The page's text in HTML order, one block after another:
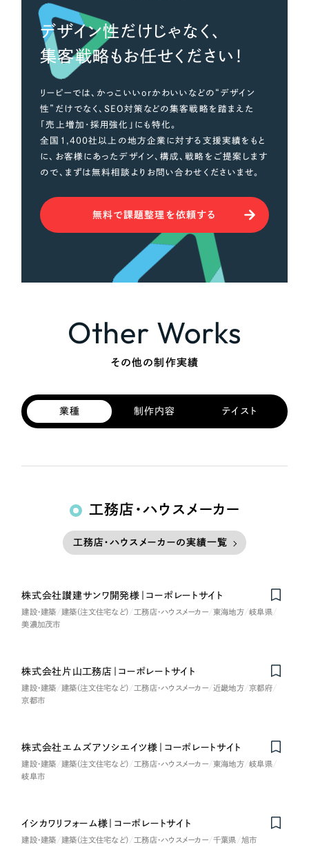
デザイン性だけじゃなく、
集客戦略もお任せください！
リーピーでは、かっこいいorかわいいなどの“デザイン
性”だけでなく、SEO対策などの集客戦略を踏まえた
「売上増加・採用強化」にも特化。
全国1,400社以上の地方企業に対する支援実績をもと
に、お客様にあったデザイン、構成、戦略をご提案します
ので、まずは無料相談よりお問い合わせくださいませ。
無料で課題整理を依頼する
Other Works
その他の制作実績
業種 制作内容 テイスト
工務店・ハウスメーカー
工務店・ハウスメーカーの実績一覧
株式会社讃建サンワ開発様｜コーポレートサイト
建設・建築 建築（注文住宅など） 工務店・ハウスメーカー 東海地方
岐阜県
美濃加茂市
株式会社片山工務店｜コーポレートサイト
建設・建築 建築（注文住宅など） 工務店・ハウスメーカー 近畿地方
京都府
京都市
Nominee
株式会社エムズアソシエイツ様｜コーポレートサイト
建設・建築 建築（注文住宅など） 工務店・ハウスメーカー 東海地方
岐阜県
岐阜市
イシカワリフォーム様｜コーポレートサイト
建設・建築 建築（注文住宅など） 工務店・ハウスメーカー 千葉県 旭市